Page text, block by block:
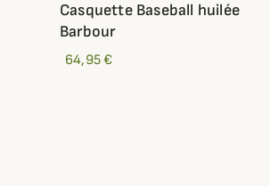
Casquette Baseball huilée
Barbour
64,95 €